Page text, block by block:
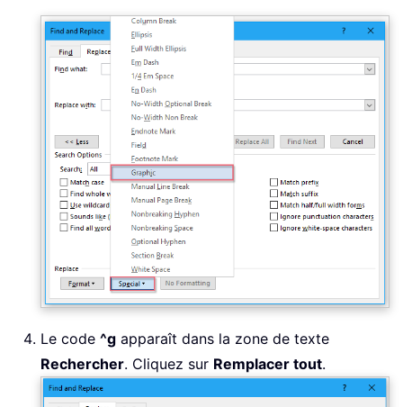
Le code ^g apparaît dans la zone de texte
Rechercher. Cliquez sur Remplacer tout.